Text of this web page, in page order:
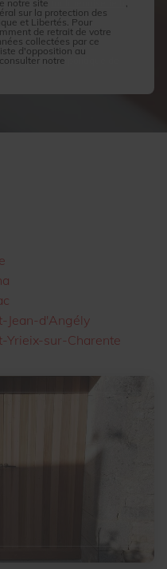
notre site
sur la protection des
et Libertés. Pour
de retrait de votre
collectées par ce
d'opposition au
notre
Jean-d'Angély
Yrieix-sur-Charente